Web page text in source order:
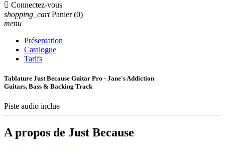
 Connectez-vous
shopping_cart Panier (0)
menu
Présentation
Catalogue
Tarifs
Tablature Just Because Guitar Pro - Jane's Addiction
Guitars, Bass & Backing Track
Piste audio inclue
A propos de Just Because